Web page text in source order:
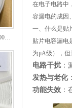
在电子电路中，
容漏电的成因
一、什么是贴
贴片电容漏电
为μA级），但
电路干扰：
发热与老化
功能失效 ：